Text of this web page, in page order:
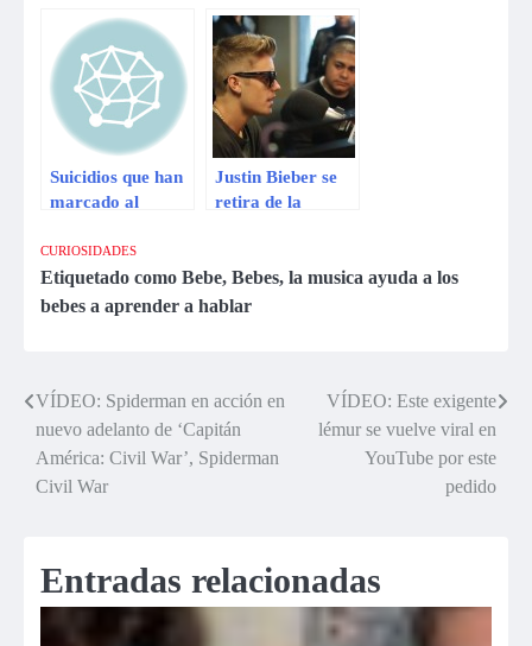
bebés?
Suicidios que han
marcado al
música
Justin Bieber se
retira de la
CURIOSIDADES
Etiquetado como Bebe, Bebes, la musica ayuda a los
bebes a aprender a hablar
Navegación
de
entradas
VÍDEO: Spiderman en acción en
nuevo adelanto de ‘Capitán
América: Civil War’, Spiderman
Civil War
VÍDEO: Este exigente
lémur se vuelve viral en
YouTube por este
pedido
Entradas relacionadas